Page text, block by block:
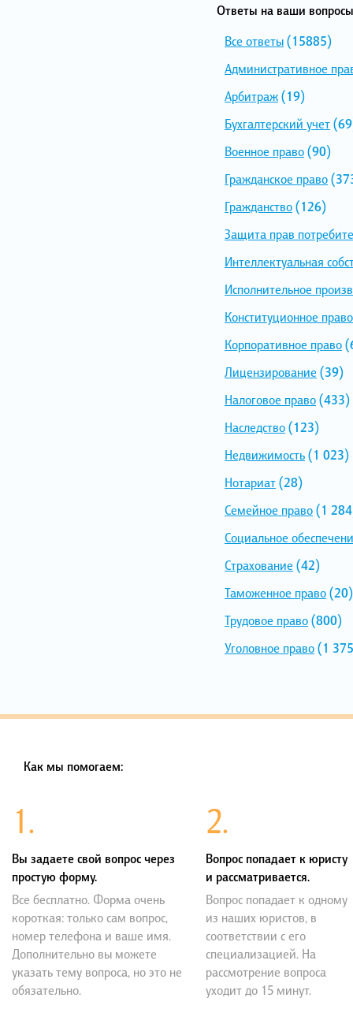
Ответы на ваши
Все ответы(15885)
Административное
Арбитраж(19)
Бухгалтерский учет
Военное право(90)
Гражданское право
Гражданство(126)
Защита прав
Интеллектуальная
Исполнительное
Конституционное право
Корпоративное право
Лицензирование (39)
Налоговое право(433)
Наследство(123)
Недвижимость(1 023)
Нотариат(28)
Семейное право(1
Социальное
Страхование (42)
Таможенное право(20)
Трудовое право(800)
Уголовное право(1
Как мы помогаем:
1.
Вы задаете свой вопрос через
простую форму.
Все бесплатно. Форма очень
короткая: только сам вопрос,
номер телефона и ваше имя.
Дополнительно вы можете
указать тему вопроса, но это не
обязательно.
2.
Вопрос попадает к юристу
и рассматривается.
Вопрос попадает к одному
из наших юристов, в
соответствии с его
специализацией. На
рассмотрение вопроса
уходит до 15 минут.